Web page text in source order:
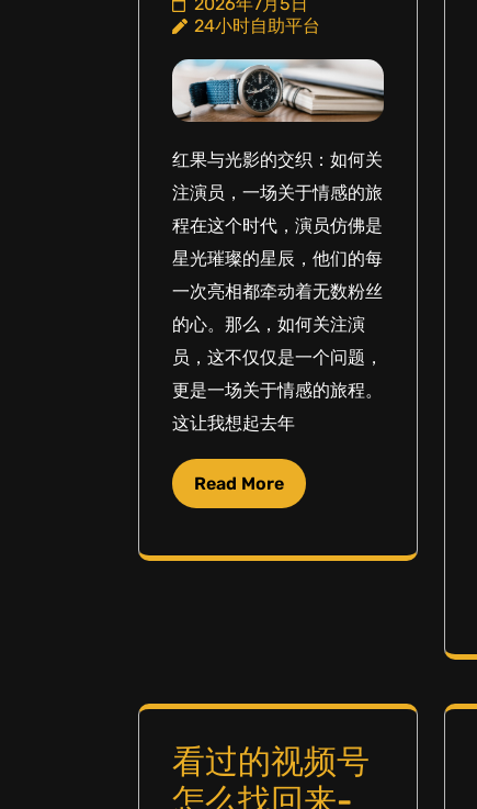
24小时自助平台
红果与光影的交织：如何关
注演员，一场关于情感的旅
程在这个时代，演员仿佛是
星光璀璨的星辰，他们的每
一次亮相都牵动着无数粉丝
的心。那么，如何关注演
员，这不仅仅是一个问题，
更是一场关于情感的旅程。
这让我想起去年
Read More
看过的视频号
怎么找回来-